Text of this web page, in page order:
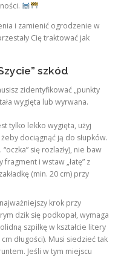
i zamienić ogrodzenie w
Cię traktować jak
szkód
zidentyfikować „punkty
wygięta lub wyrwana.
tylko lekko wygięta, użyj
dociągnąć ją do słupków.
się rozlazły), nie baw
fragment i wstaw „łatę” z
(min. 20 cm) przy
krok przy
dzik się podkopał, wymaga
szpilkę w kształcie litery
długości). Musi siedzieć tak
Jeśli w tym miejscu